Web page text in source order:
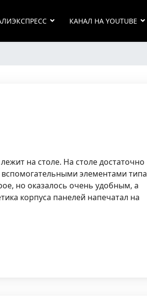
КАНАЛ НА YOUTUBE
на столе. На столе достаточно
элементами типа
но оказалось очень удобным, а
корпуса панелей напечатал на